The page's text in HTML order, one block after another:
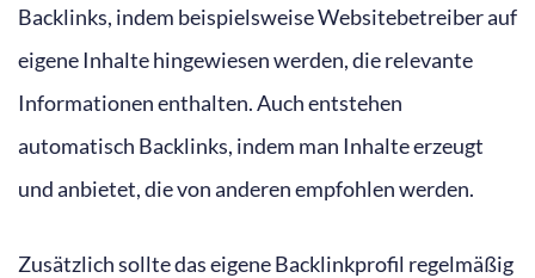
Backlinks, indem beispielsweise Websitebetreiber auf
eigene Inhalte hingewiesen werden, die relevante
Informationen enthalten. Auch entstehen
automatisch Backlinks, indem man Inhalte erzeugt
und anbietet, die von anderen empfohlen werden.
Zusätzlich sollte das eigene Backlinkprofil regelmäßig